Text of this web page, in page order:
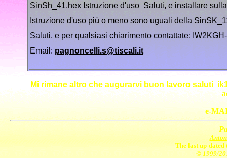
SinSh_41.hex Istruzione d'uso Saluti, e installare
Istruzione d'uso più o meno sono uguali della
Saluti, e per qualsiasi chiarimento contattate:
Email: pagnoncelli.s@tiscali.it
Mi rimane altro che augurarvi buon lavoro saluti
e-
The last up-
© 1999/